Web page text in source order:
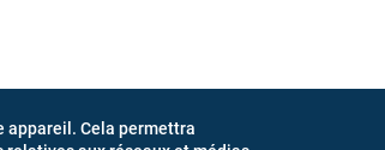
appareil. Cela permettra